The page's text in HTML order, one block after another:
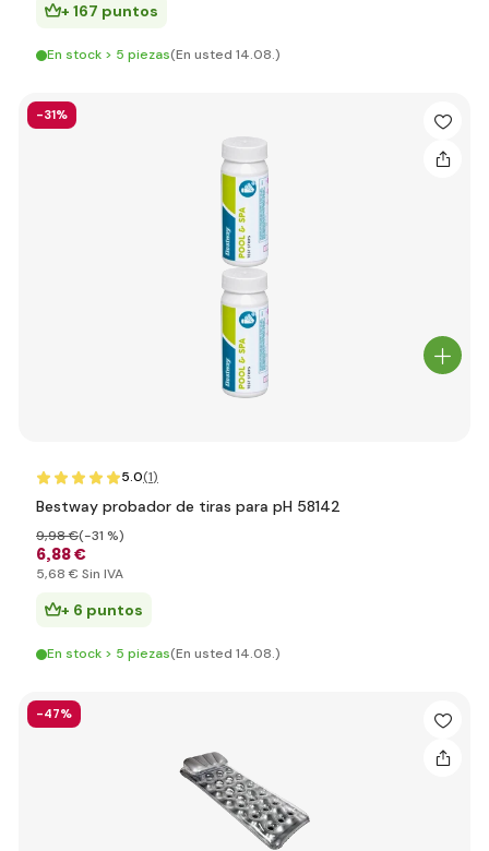
+ 167 puntos
En stock > 5 piezas(En usted 14.08.)
-31%
5.0(1)
Bestway probador de tiras para pH 58142
6,88 €
9,98 €(-31 %)
5,68 € Sin IVA
+ 6 puntos
En stock > 5 piezas(En usted 14.08.)
-47%